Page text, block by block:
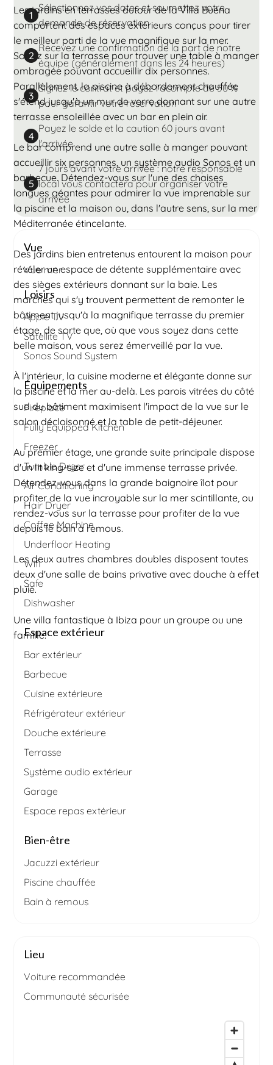
Les jardins en terrasses autour de la Villa Buena
comportent des espaces extérieurs conçus pour tirer
le meilleur parti de la vue magnifique sur la mer.
Sortez sur la terrasse pour trouver une table à manger
ombragée pouvant accueillir dix personnes.
Parallèlement, la piscine à débordement chauffée
s'étend jusqu'à un mur de verre donnant sur une autre
terrasse ensoleillée avec un bar en plein air.
Le bar comprend une autre salle à manger pouvant
accueillir six personnes, un système audio Sonos et un
barbecue. Détendez-vous sur l'une des chaises
longues géantes pour admirer la vue imprenable sur
la piscine et la maison ou, dans l'autre sens, sur la mer
Méditerranée étincelante.
Des jardins bien entretenus entourent la maison pour
révéler un espace de détente supplémentaire avec
des sièges extérieurs donnant sur la baie. Les
marches qui s'y trouvent permettent de remonter le
bâtiment jusqu'à la magnifique terrasse du premier
étage, de sorte que, où que vous soyez dans cette
belle maison, vous serez émerveillé par la vue.
À l'intérieur, la cuisine moderne et élégante donne sur
la piscine et la mer au-delà. Les parois vitrées du côté
sud du bâtiment maximisent l'impact de la vue sur le
salon décloisonné et la table de petit-déjeuner.
Au premier étage, une grande suite principale dispose
d'un lit king-size et d'une immense terrasse privée.
Détendez-vous dans la grande baignoire îlot pour
profiter de la vue incroyable sur la mer scintillante, ou
rendez-vous sur la terrasse pour profiter de la vue
depuis le bain à remous.
Les deux autres chambres doubles disposent toutes
deux d'une salle de bains privative avec douche à effet
pluie.
Une villa fantastique à Ibiza pour un groupe ou une
famille.
1
Sélectionnez vos dates et soumettez votre
demande de réservation
2
Recevez une confirmation de la part de notre
équipe (généralement dans les 24 heures)
3
Signez le contrat et payez l'acompte de 50 %
pour garantir votre réservation
4
Payez le solde et la caution 60 jours avant
l'arrivée
5
7 jours avant votre arrivée : notre responsable
local vous contactera pour organiser votre
arrivée
Vue
Vue mer
Loisirs
Apple TV
Satellite TV
Sonos Sound System
Équipements
Fireplace
Fully Equipped Kitchen
Freezer
Tumble Dryer
Air Conditioning
Hair Dryer
Coffee Machine
Underfloor Heating
Wifi
Safe
Dishwasher
Espace extérieur
Bar extérieur
Barbecue
Cuisine extérieure
Réfrigérateur extérieur
Douche extérieure
Terrasse
Système audio extérieur
Garage
Espace repas extérieur
Bien-être
Jacuzzi extérieur
Piscine chauffée
Bain à remous
Lieu
Voiture recommandée
Communauté sécurisée